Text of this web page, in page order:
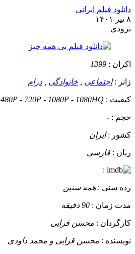
دانلود فیلم ایرانی
۸ تیر ۱۴۰۱
بزودی
اکران : 1399
ژانر :اجتماعی خانوادگی درام
کیفیت : 480P - 720P - 1080P - 1080HQ
حجم : -
کشور :ایران
زبان : فارسی
:
رده سنی : همه سنین
مدت زمان : 90 دقیقه
کارگردان : محسن قرایی
نویسنده : محسن قرایی و محمد داودی